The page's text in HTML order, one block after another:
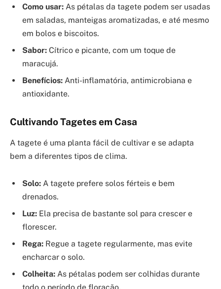
Como usar: As pétalas da tagete podem ser usadas
em saladas, manteigas aromatizadas, e até mesmo
em bolos e biscoitos.
Sabor: Cítrico e picante, com um toque de
maracujá.
Benefícios: Anti-inflamatória, antimicrobiana e
antioxidante.
Cultivando Tagetes em Casa
A tagete é uma planta fácil de cultivar e se adapta
bem a diferentes tipos de clima.
Solo: A tagete prefere solos férteis e bem
drenados.
Luz: Ela precisa de bastante sol para crescer e
florescer.
Rega: Regue a tagete regularmente, mas evite
encharcar o solo.
Colheita: As pétalas podem ser colhidas durante